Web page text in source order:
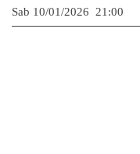
Sab 10/01/2026 21:00